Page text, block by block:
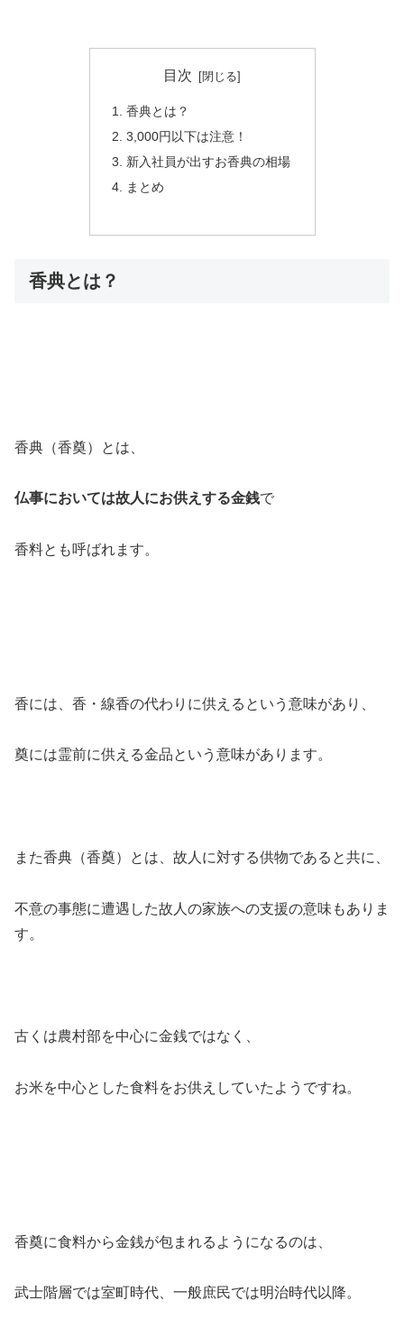
目次
香典とは？
3,000円以下は注意！
新入社員が出すお香典の相場
まとめ
香典とは？
香典（香奠）とは、
仏事においては故人にお供えする金銭で
香料とも呼ばれます。
香には、香・線香の代わりに供えるという意味があり、
奠には霊前に供える金品という意味があります。
また香典（香奠）とは、故人に対する供物であると共に、
不意の事態に遭遇した故人の家族への支援の意味もありま
す。
古くは農村部を中心に金銭ではなく、
お米を中心とした食料をお供えしていたようですね。
香奠に食料から金銭が包まれるようになるのは、
武士階層では室町時代、一般庶民では明治時代以降。